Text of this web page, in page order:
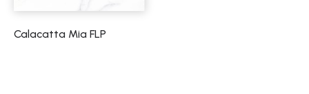
Calacatta Mia FLP